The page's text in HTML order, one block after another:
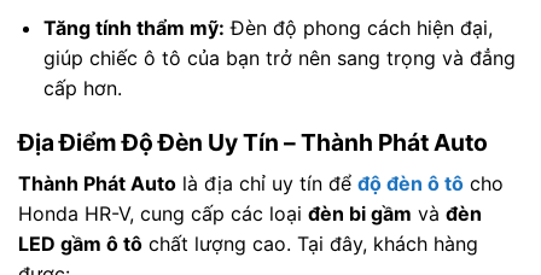
Tăng tính thẩm mỹ: Đèn độ phong cách hiện đại,
giúp chiếc ô tô của bạn trở nên sang trọng và đẳng
cấp hơn.
Địa Điểm Độ Đèn Uy Tín – Thành Phát Auto
Thành Phát Auto là địa chỉ uy tín để độ đèn ô tô cho
Honda HR-V, cung cấp các loại đèn bi gầm và đèn
LED gầm ô tô chất lượng cao. Tại đây, khách hàng